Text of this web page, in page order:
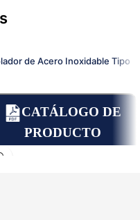
de Acero Inoxidable Tipo
CATÁLOGO DE
PRODUCTO